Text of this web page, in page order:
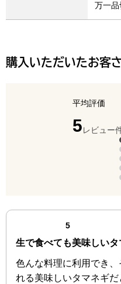
万一品
購入いただいたお客
平均評価
5点（
レビュー
5点の評価
4点の評価
3点の評価
2点の評価
1点の評価
最新の商品レビュー
5点（5点満点中
生で食べても美味しいタ
色んな料理に利用でき
れる美味しいタマネギ